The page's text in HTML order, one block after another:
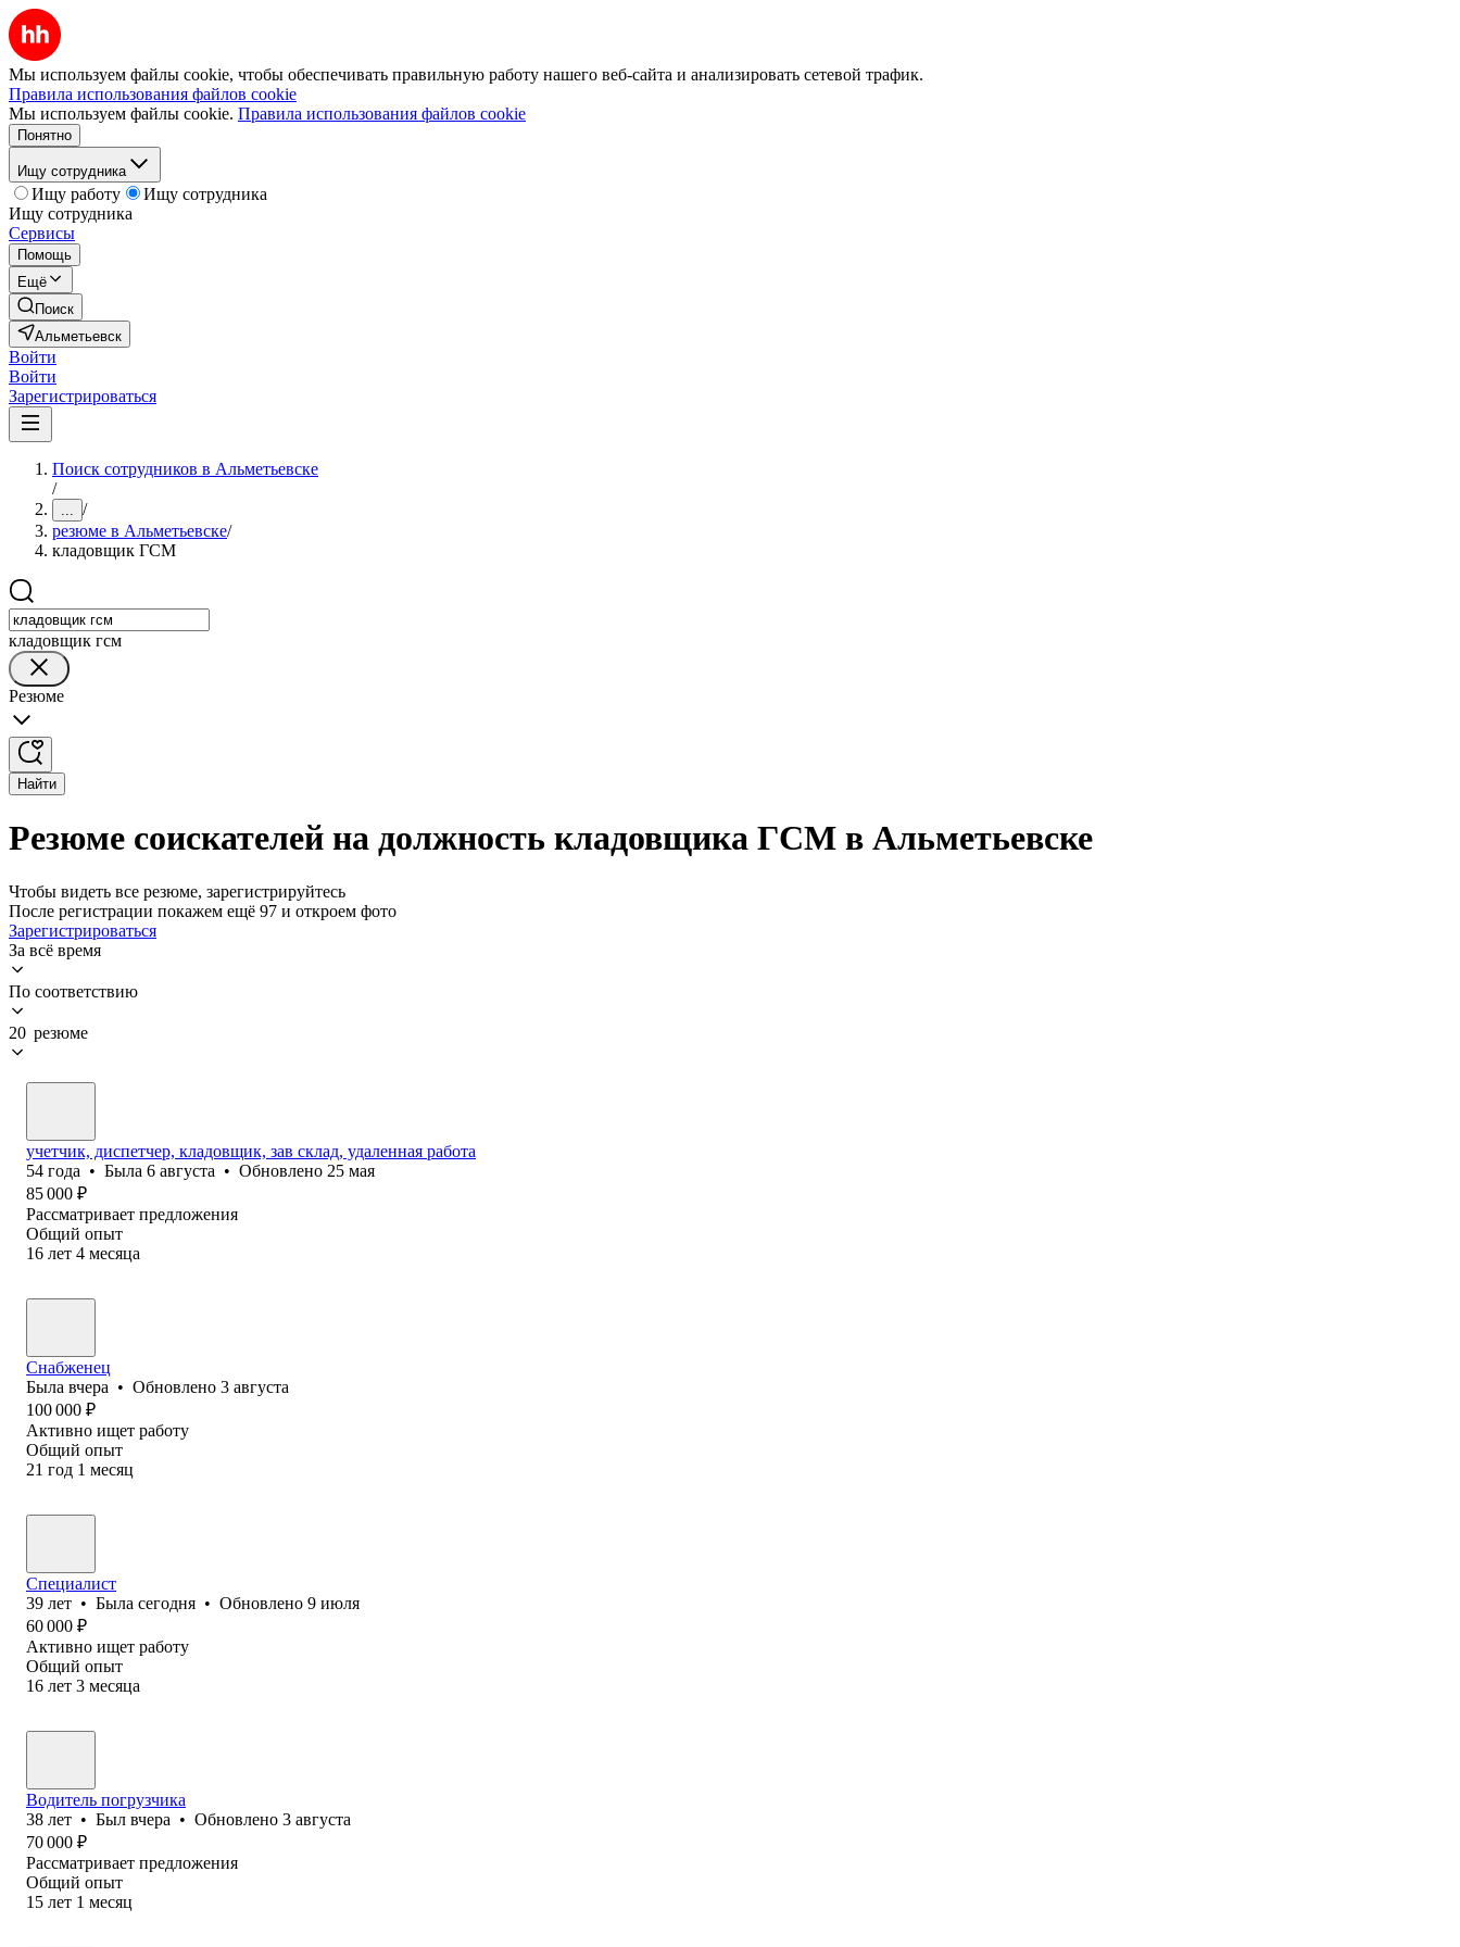
Мы используем файлы cookie, чтобы обеспечивать правильную работу нашего веб-сайта и анализировать сетевой трафик.
Правила использования файлов cookie
Мы используем файлы cookie. Правила использования файлов cookie
Понятно
Ищу сотрудника
Ищу работу
Ищу сотрудника
Ищу сотрудника
Сервисы
Помощь
Ещё
Поиск
Альметьевск
Войти
Войти
Зарегистрироваться
Поиск сотрудников в Альметьевске
/
... /
резюме в Альметьевске/
кладовщик ГСМ
кладовщик гсм
Резюме
Найти
Резюме соискателей на должность кладовщика ГСМ в Альметьевске
Чтобы видеть все резюме, зарегистрируйтесь
После регистрации покажем ещё 97 и откроем фото
Зарегистрироваться
За всё время
По соответствию
20 резюме
учетчик, диспетчер, кладовщик, зав склад, удаленная работа
54 года • Была 6 августа • Обновлено 25 мая
85 000 ₽
Рассматривает предложения
Общий опыт
16 лет 4 месяца
Снабженец
Была вчера • Обновлено 3 августа
100 000 ₽
Активно ищет работу
Общий опыт
21 год 1 месяц
Специалист
39 лет • Была сегодня • Обновлено 9 июля
60 000 ₽
Активно ищет работу
Общий опыт
16 лет 3 месяца
Водитель погрузчика
38 лет • Был вчера • Обновлено 3 августа
70 000 ₽
Рассматривает предложения
Общий опыт
15 лет 1 месяц